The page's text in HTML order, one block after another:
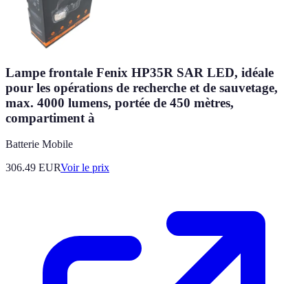
Lampe frontale Fenix HP35R SAR LED, idéale
pour les opérations de recherche et de sauvetage,
max. 4000 lumens, portée de 450 mètres,
compartiment à
Batterie Mobile
306.49 EURVoir le prix